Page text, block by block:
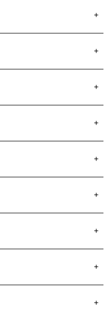
+
+
+
+
+
+
+
+
+